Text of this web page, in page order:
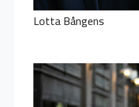
Lotta Bångens